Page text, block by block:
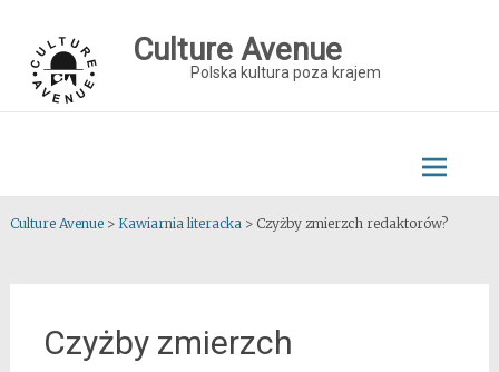
content
Culture Avenue
Polska kultura poza krajem
Culture Avenue> Kawiarnia literacka> Czyżby zmierzch redaktorów?
Czyżby zmierzch